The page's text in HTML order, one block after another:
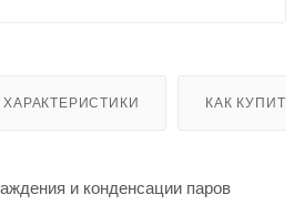
ХАРАКТЕРИСТИКИ КАК КУПИТЬ
и конденсации паров